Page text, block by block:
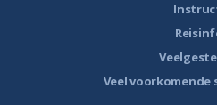
Veel